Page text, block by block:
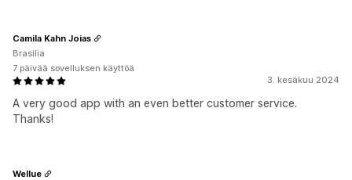
3. kesäkuu 2024
A very good app with an even better customer service.
Thanks!
Camila Kahn Joias
Brasilia
7 päivää sovelluksen käyttöä
Wellue